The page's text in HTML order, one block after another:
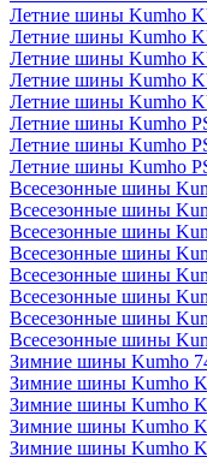
Летние шины Kumho
Летние шины Kumho
Летние шины Kumho
Летние шины Kumho
Летние шины Kumho
Летние шины Kumho
Летние шины Kumho
Летние шины Kumho
Всесезонные шины
Всесезонные шины
Всесезонные шины
Всесезонные шины
Всесезонные шины
Всесезонные шины
Всесезонные шины
Всесезонные шины
Зимние шины Kumho
Зимние шины Kumho
Зимние шины Kumho
Зимние шины Kumho
Зимние шины Kumho